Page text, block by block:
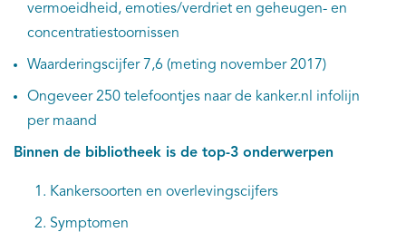
vermoeidheid, emoties/verdriet en geheugen- en
concentratiestoornissen
Waarderingscijfer 7,6 (meting november 2017)
Ongeveer 250 telefoontjes naar de kanker.nl infolijn
per maand
Binnen de bibliotheek is de top-3 onderwerpen
Kankersoorten en overlevingscijfers
Symptomen